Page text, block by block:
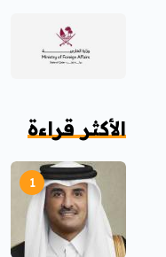
الأكثر قراءة